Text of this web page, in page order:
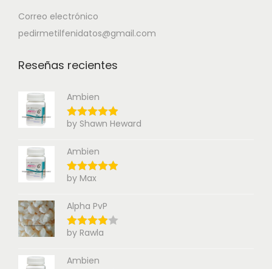
Correo electrónico
pedirmetilfenidatos@gmail.com
Reseñas recientes
Ambien
by Shawn Heward
Ambien
by Max
Alpha PvP
by Rawla
Ambien